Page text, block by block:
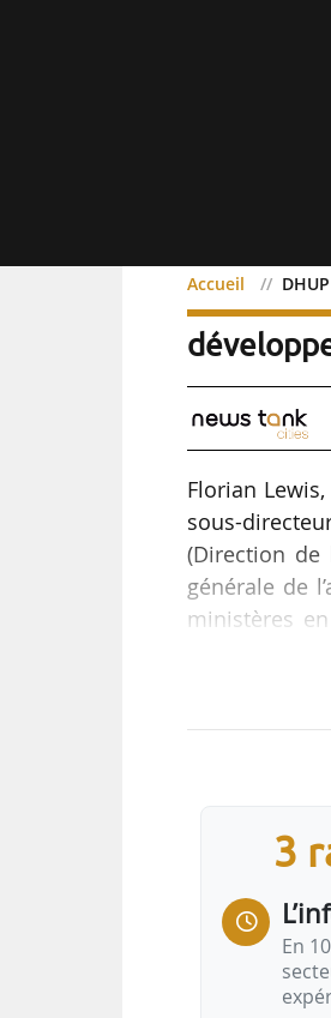
Accueil
DHUP :
Florian
sous-
(Direction de
générale de
ministères
période
Diplômé de
Lewis est
3
En